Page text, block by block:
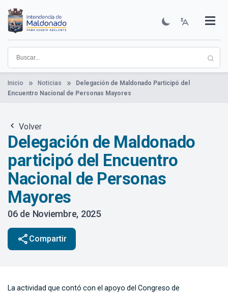
contenido
principal
Institucional
Municipios
Descubre Maldonado
Comunicación
Servicios
Guía De Trámites
Ver Noticias
Inicio Noticias
Delegación de Maldonado Participó del
Encuentro Nacional de Personas Mayores
Volver
Delegación de Maldonado
participó del Encuentro
Nacional de Personas
Mayores
06 de Noviembre, 2025
share Compartir
La actividad que contó con el apoyo del Congreso de